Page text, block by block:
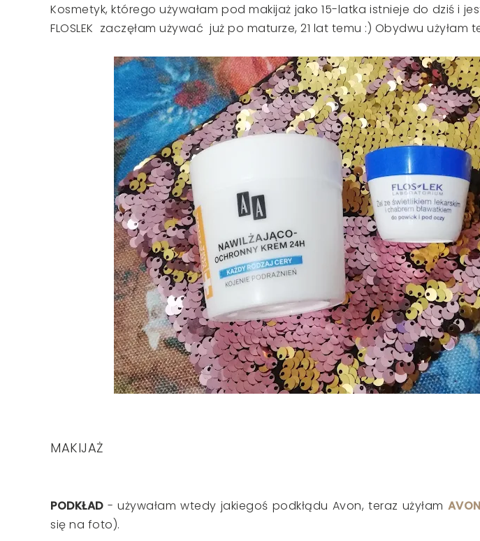
Kosmetyk, którego używałam pod makijaż jako 15-latka istnieje do dziś i
FLOSLEK zaczęłam używać już po maturze, 21 lat temu :) Obydwu użyłam
MAKIJAŻ
PODKŁAD- używałam wtedy jakiegoś podkłądu Avon, teraz użyłam
się na foto).